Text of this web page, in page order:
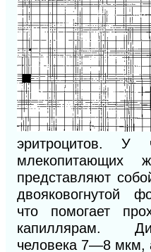
эритроцитов. У
млекопитающих
представляют
двояковогнутой
что помогает
капиллярам.
человека 7—8